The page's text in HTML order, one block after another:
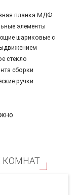
планка МДФ
элементы
шариковые с
стекло
сборки
ручки
КОМНАТ